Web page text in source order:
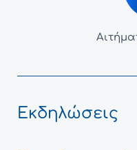
Εκδηλώσεις